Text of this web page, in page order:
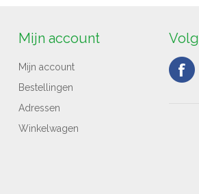
Mijn account
Mijn account
Bestellingen
Adressen
Winkelwagen